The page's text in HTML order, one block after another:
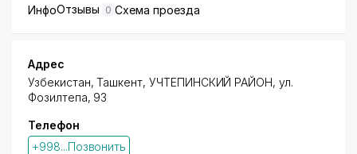
ИнфоОтзывы 0 Схема проезда
Адрес
Узбекистан, Ташкент, УЧТЕПИНСКИЙ РАЙОН,ул.
Фозилтепа, 93
Телефон
+998...Позвонить